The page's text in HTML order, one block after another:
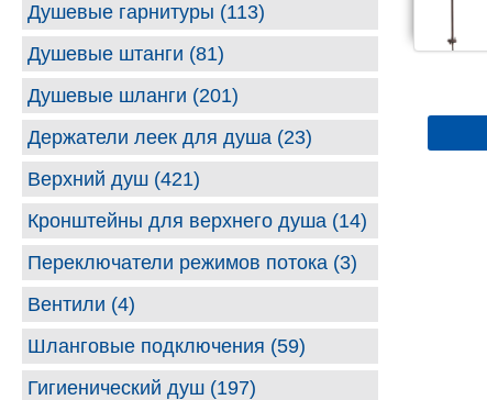
Душевые гарнитуры (113)
Душевые штанги (81)
Душевые шланги (201)
Держатели леек для душа (23)
Верхний душ (421)
Кронштейны для верхнего душа (14)
Переключатели режимов потока (3)
Вентили (4)
Шланговые подключения (59)
Гигиенический душ (197)